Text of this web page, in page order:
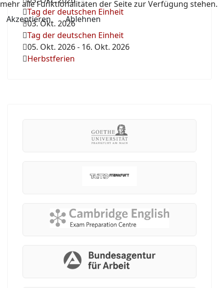
Tag der deutschen Einheit
03. Okt. 2026
Tag der deutschen Einheit
05. Okt. 2026- 16. Okt. 2026
Herbstferien
mehr alle Funktionalitäten der Seite zur Verfügung stehen.
Akzeptieren
Ablehnen